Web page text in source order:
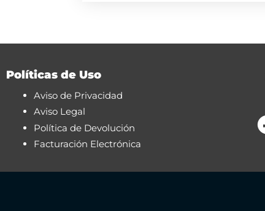
Políticas de Uso
Aviso de Privacidad
Aviso Legal
Política de Devolución
Facturación Electrónica